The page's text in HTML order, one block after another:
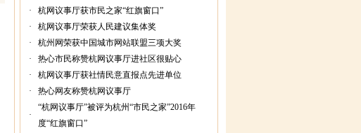
·
杭网议事厅获市民之家“红旗窗口”
·
杭网议事厅荣获人民建议集体奖
·
杭州网荣获中国城市网站联盟三项大奖
·
热心市民称赞杭网议事厅进社区很贴心
·
杭网议事厅获社情民意直报点先进单位
·
热心网友称赞杭网议事厅
·
“杭网议事厅”被评为杭州“市民之家”2016年
度“红旗窗口”